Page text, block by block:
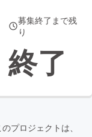
募集終了まで残
り
終了
のプロジェクトは、